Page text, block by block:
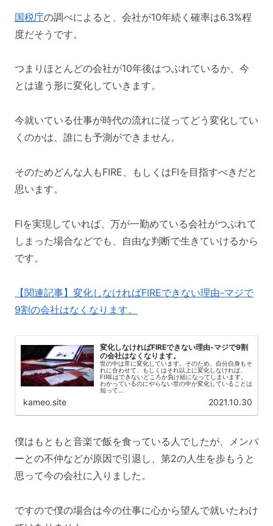
国税庁の調べによると、会社が10年続く確率は6.3%程
度だそうです。
つまりほとんどの会社が10年後はつぶれているか、今
とは違う形に変化していきます。
今就いている仕事が時代の流れに従ってどう変化してい
くのかは、誰にも予測ができません。
そのためどんな人もFIRE、もしくはFIを目指すべきだと
思います。
FIを実現していれば、万が一勤めている会社がつぶれて
しまった場合などでも、自由な判断で生きていけるから
です。
【関連記事】変化しなければFIREできない理由-マジで
9割の会社はなくなります。
変化しなければFIREできない理由-マジで9割
の会社はなくなります。
世の中は常に変化しています。そのため、自分自身もそ
れに合わせて、もしくはそれ以上に変化しなければ、
FIREはできないどころか負け組になってしまいます。
わかっているのにやらない世の中が変化していることは
知って...
kameo.site 2021.10.30
僕はもともと音楽で飯を食っている人でしたが、メンバ
ーとの不仲などが原因で引退し、第2の人生を歩もうと
思って今の会社に入りました。
ですので僕の場合は今の仕事に心から望んで就いたわけ